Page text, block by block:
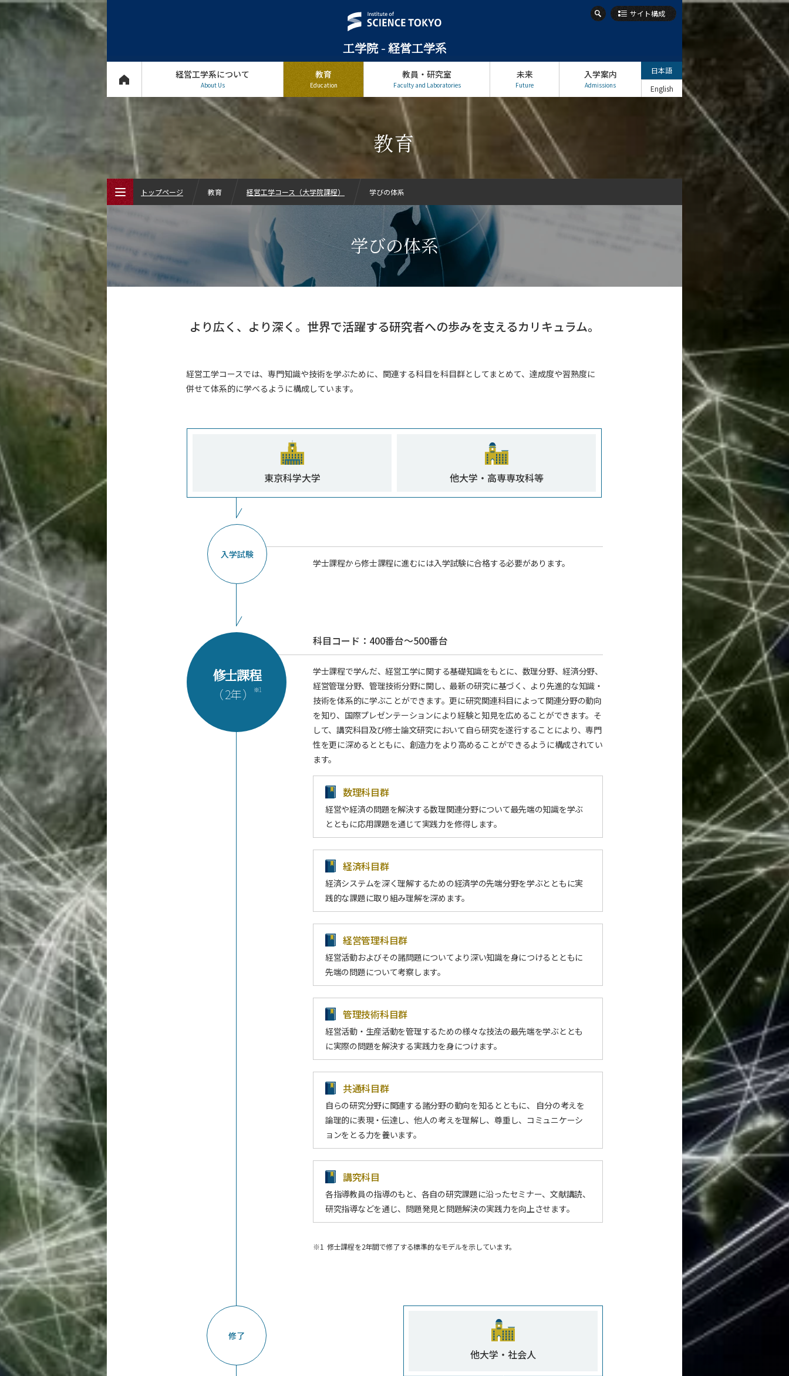
工学院 - 経営工学系
サイト構成
経営工学系について
About Us
教育
Education
教員・研究室
Faculty and Laboratories
未来
Future
入学案内
Admissions
日本語
English
教育
学びの体系
より広く、より深く。 世界で活躍する研究者への歩みを支えるカリキュラム。
経営工学コースでは、専門知識や技術を学ぶために、関連する科目を科目群としてまとめて、達成度や習熟度に
併せて体系的に学べるように構成しています。
東京科学大学 他大学・ 高専専攻科等
入学試験
学士課程から修士課程に進むには入学試験に合格する必要があります。
修士課程
（ 2年 ） ※1
科目コード：400番台～500番台
学士課程で学んだ、経営工学に関する基礎知識をもとに、数理分野、経済分野、
経営管理分野、管理技術分野に関し、最新の研究に基づく、より先進的な知識・
技術を体系的に学ぶことができます。更に研究関連科目によって関連分野の動向
を知り、国際プレゼンテーションにより経験と知見を広めることができます。そ
して、講究科目及び修士論文研究において自ら研究を遂行することにより、専門
性を更に深めるとともに、創造力をより高めることができるように構成されてい
ます。
数理科目群
経営や経済の問題を解決する数理関連分野について最先端の知識を学ぶ
とともに応用課題を通じて実践力を修得します。
経済科目群
経済システムを深く理解するための経済学の先端分野を学ぶとともに実
践的な課題に取り組み理解を深めます。
経営管理科目群
経営活動およびその諸問題についてより深い知識を身につけるとともに
先端の問題について考察します。
管理技術科目群
経営活動・生産活動を管理するための様々な技法の最先端を学ぶととも
に実際の問題を解決する実践力を身につけます。
共通科目群
自らの研究分野に関連する諸分野の動向を知るとともに、 自分の考えを
論理的に表現・伝達し、他人の考えを理解し、尊重し、コミュニケーシ
ョンをとる力を養います。
講究科目
各指導教員の指導のもと、各自の研究課題に沿ったセミナー、文献講読、
研究指導などを通じ、問題発見と問題解決の実践力を向上させます。
※1 修士課程を2年間で修了する標準的なモデルを示しています。
修了
他大学・社会人
トップページ 教育 経営工学コース（大学院課程） 学びの体系
教育